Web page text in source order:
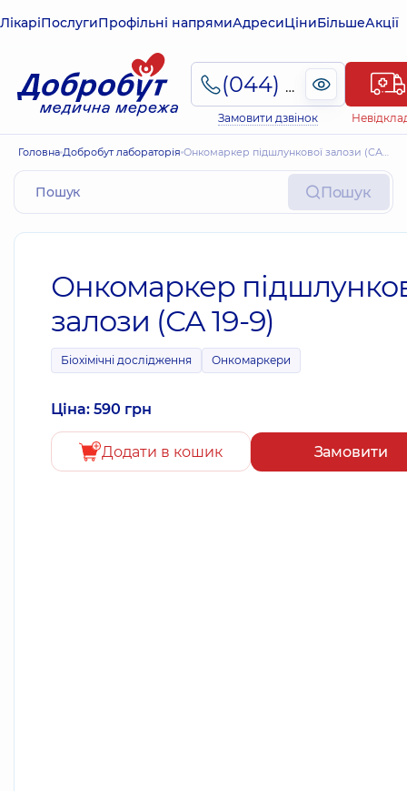
ЛікаріПослугиПрофільні напрямиАдресиЦіниБільшеАкції
(044) 495-2-888
Замовити дзвінок
Головна Добробут лабораторія Онкомаркер підшлункової залози (СА 19-9)
Пошук
Онкомаркер
залози (СА 19-9)
Біохімічні дослідження Онкомаркери
Ціна: 590 грн
Додати в кошик Замовити